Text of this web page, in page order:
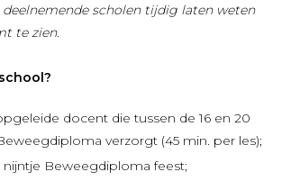
deelnemende scholen tijdig laten weten
te zien.
docent die tussen de 16 en 20
verzorgt (45 min. per les);
nijntje Beweegdiploma feest;